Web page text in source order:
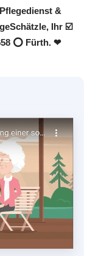
&
Ihr ☑️
⭕ Fürth. ❤